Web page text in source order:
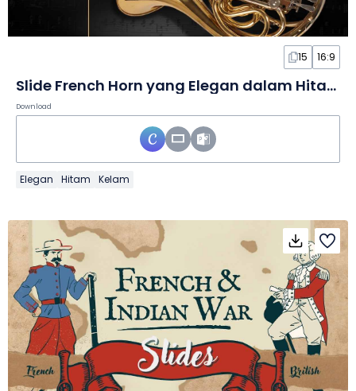
15 16:9
Slide French Horn yang Elegan dalam Hitam
Download
Elegan Hitam Kelam